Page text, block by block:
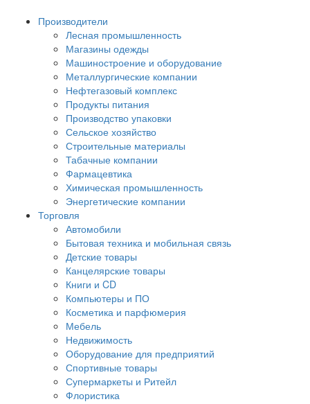
Производители
Лесная промышленность
Магазины одежды
Машиностроение и оборудование
Металлургические компании
Нефтегазовый комплекс
Продукты питания
Производство упаковки
Сельское хозяйство
Строительные материалы
Табачные компании
Фармацевтика
Химическая промышленность
Энергетические компании
Торговля
Автомобили
Бытовая техника и мобильная связь
Детские товары
Канцелярские товары
Книги и CD
Компьютеры и ПО
Косметика и парфюмерия
Мебель
Недвижимость
Оборудование для предприятий
Спортивные товары
Супермаркеты и Ритейл
Флористика